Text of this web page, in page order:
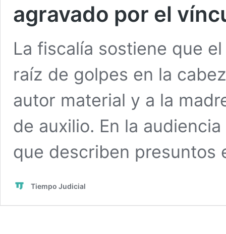
agravado por el
La fiscalía sostiene que
raíz de golpes en la
autor material y a la
de auxilio. En la
que describen presuntos
Tiempo Judicial